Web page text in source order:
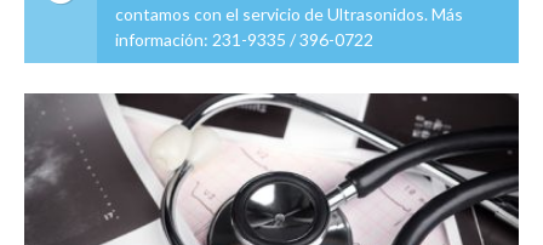
contamos con el servicio de Ultrasonidos. Más
información: 231-9335 / 396-0722